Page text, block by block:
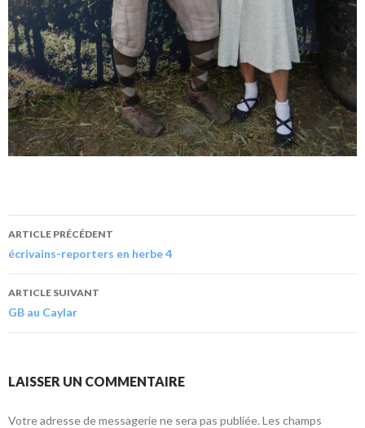
ARTICLE PRÉCÉDENT
écrivains-reporters en herbe 4
ARTICLE SUIVANT
GB au Caylar
LAISSER UN COMMENTAIRE
Votre adresse de messagerie ne sera pas publiée. Les champs